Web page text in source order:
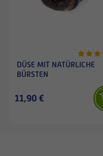
DÜSE MIT NATÜRLICHE
BÜRSTEN
11,90 €